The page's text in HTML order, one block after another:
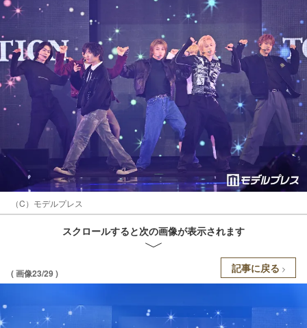
（C）モデルプレス
スクロールすると次の画像が表示されます
( 画像23/29 ) 記事に戻る